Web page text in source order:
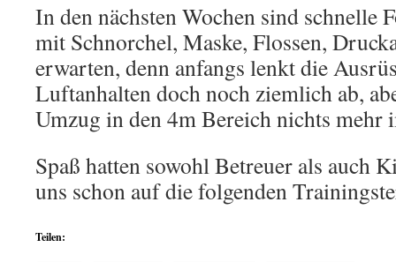
In den nächsten Wochen sind schnelle
mit Schnorchel, Maske, Flossen,
erwarten, denn anfangs lenkt die
Luftanhalten doch noch ziemlich ab,
Umzug in den 4m Bereich nichts mehr
Spaß hatten sowohl Betreuer als auch
uns schon auf die folgenden
Teilen: